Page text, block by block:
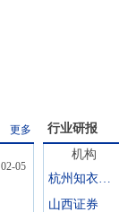
更多
02-05
行业研报
机构
杭州知衣科技
山西证券